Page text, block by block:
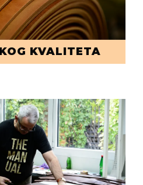
KVALITETA